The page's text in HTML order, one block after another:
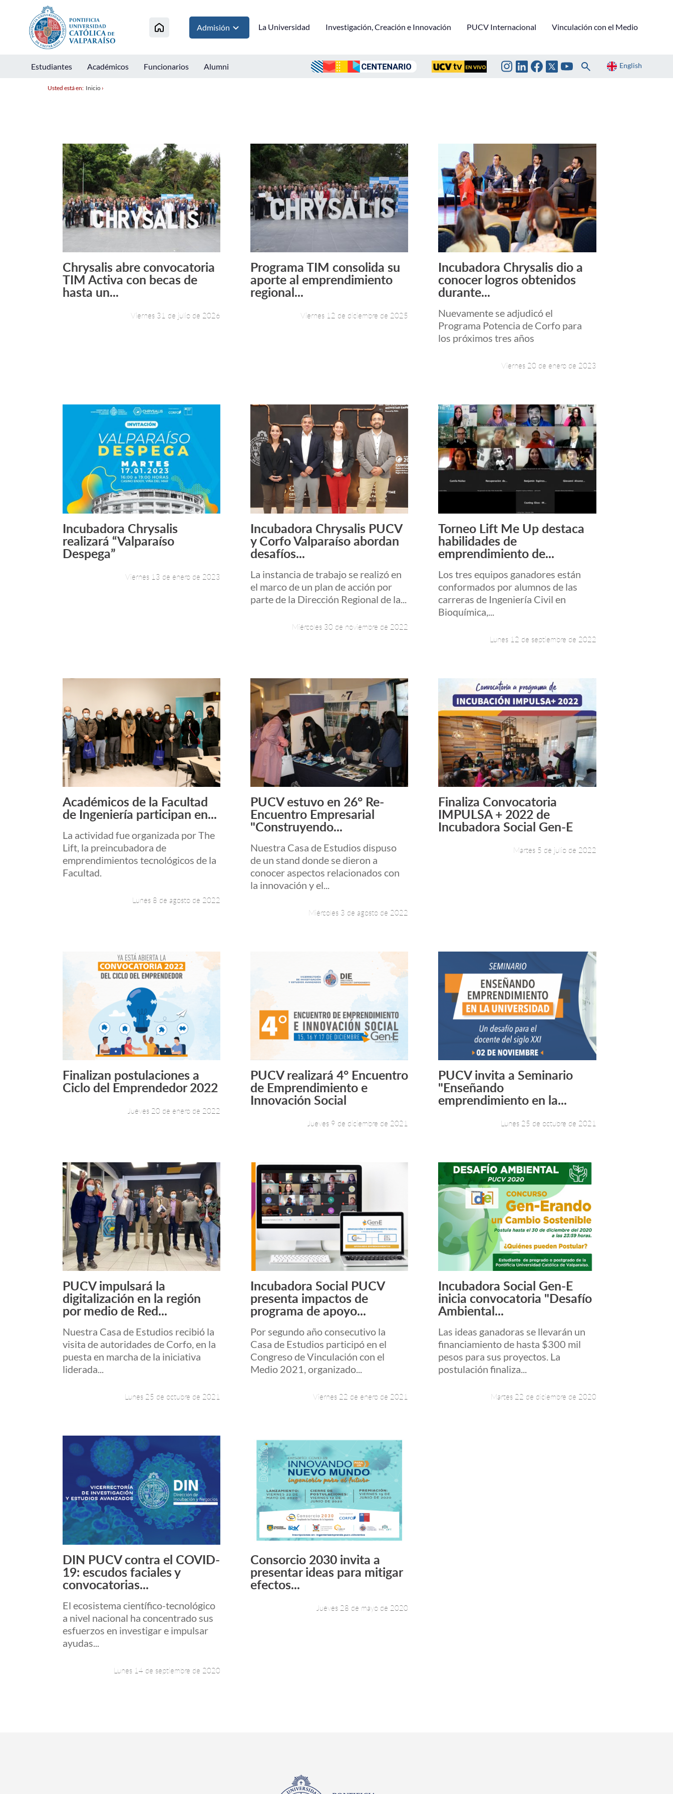
Admisión La Universidad Investigación, Creación e Innovación PUCV Internacional Vinculación con el Medio
Estudiantes Académicos Funcionarios Alumni English
Usted está en: Inicio›
Leer más +
Chrysalis abre convocatoria
TIM Activa con becas de
hasta un...
Viernes 31 de julio de 2026
Leer más +
Programa TIM consolida su
aporte al emprendimiento
regional...
Viernes 12 de diciembre de 2025
Leer más +
Incubadora Chrysalis dio a
conocer logros obtenidos
durante...
Nuevamente se adjudicó el
Programa Potencia de Corfo para
los próximos tres años
Viernes 20 de enero de 2023
Leer más +
Incubadora Chrysalis
realizará “Valparaíso
Despega”
Viernes 13 de enero de 2023
Leer más +
Incubadora Chrysalis PUCV
y Corfo Valparaíso abordan
desafíos...
La instancia de trabajo se realizó en
el marco de un plan de acción por
parte de la Dirección Regional de la...
Miércoles 30 de noviembre de 2022
Leer más +
Torneo Lift Me Up destaca
habilidades de
emprendimiento de...
Los tres equipos ganadores están
conformados por alumnos de las
carreras de Ingeniería Civil en
Bioquímica,...
Lunes 12 de septiembre de 2022
Leer más +
Académicos de la Facultad
de Ingeniería participan en...
La actividad fue organizada por The
Lift, la preincubadora de
emprendimientos tecnológicos de la
Facultad.
Lunes 8 de agosto de 2022
Leer más +
PUCV estuvo en 26° Re-
Encuentro Empresarial
"Construyendo...
Nuestra Casa de Estudios dispuso
de un stand donde se dieron a
conocer aspectos relacionados con
la innovación y el...
Miércoles 3 de agosto de 2022
Leer más +
Finaliza Convocatoria
IMPULSA + 2022 de
Incubadora Social Gen-E
Martes 5 de julio de 2022
Leer más +
Finalizan postulaciones a
Ciclo del Emprendedor 2022
Jueves 20 de enero de 2022
Leer más +
PUCV realizará 4° Encuentro
de Emprendimiento e
Innovación Social
Jueves 9 de diciembre de 2021
Leer más +
PUCV invita a Seminario
"Enseñando
emprendimiento en la...
Lunes 25 de octubre de 2021
Leer más +
PUCV impulsará la
digitalización en la región
por medio de Red...
Nuestra Casa de Estudios recibió la
visita de autoridades de Corfo, en la
puesta en marcha de la iniciativa
liderada...
Lunes 25 de octubre de 2021
Leer más +
Incubadora Social PUCV
presenta impactos de
programa de apoyo...
Por segundo año consecutivo la
Casa de Estudios participó en el
Congreso de Vinculación con el
Medio 2021, organizado...
Viernes 22 de enero de 2021
Leer más +
Incubadora Social Gen-E
inicia convocatoria "Desafío
Ambiental...
Las ideas ganadoras se llevarán un
financiamiento de hasta $300 mil
pesos para sus proyectos. La
postulación finaliza...
Martes 22 de diciembre de 2020
Leer más +
DIN PUCV contra el COVID-
19: escudos faciales y
convocatorias...
El ecosistema científico-tecnológico
a nivel nacional ha concentrado sus
esfuerzos en investigar e impulsar
ayudas...
Lunes 14 de septiembre de 2020
Leer más +
Consorcio 2030 invita a
presentar ideas para mitigar
efectos...
Jueves 28 de mayo de 2020